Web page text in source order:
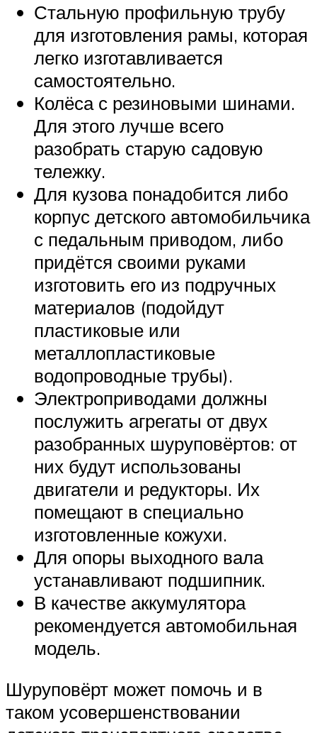
Стальную профильную трубу
для изготовления рамы, которая
легко изготавливается
самостоятельно.
Колёса с резиновыми шинами.
Для этого лучше всего
разобрать старую садовую
тележку.
Для кузова понадобится либо
корпус детского автомобильчика
с педальным приводом, либо
придётся своими руками
изготовить его из подручных
материалов (подойдут
пластиковые или
металлопластиковые
водопроводные трубы).
Электроприводами должны
послужить агрегаты от двух
разобранных шуруповёртов: от
них будут использованы
двигатели и редукторы. Их
помещают в специально
изготовленные кожухи.
Для опоры выходного вала
устанавливают подшипник.
В качестве аккумулятора
рекомендуется автомобильная
модель.
Шуруповёрт может помочь и в
таком усовершенствовании